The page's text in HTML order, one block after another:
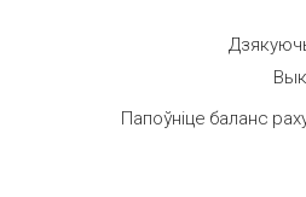
Папоўніце баланс